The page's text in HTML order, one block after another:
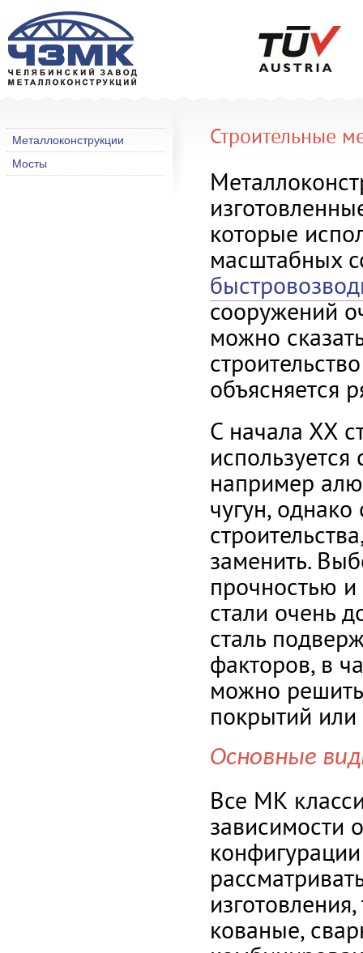
Металлоконструкции
Мосты
Строительные
которые
масштабных
сооружений
можно
объясняется
С начала ХХ
например
чугун,
заменить.
прочностью
стали очень
сталь
факторов, в
можно
покрытий
Основные
Все МК
зависимости
кованые,